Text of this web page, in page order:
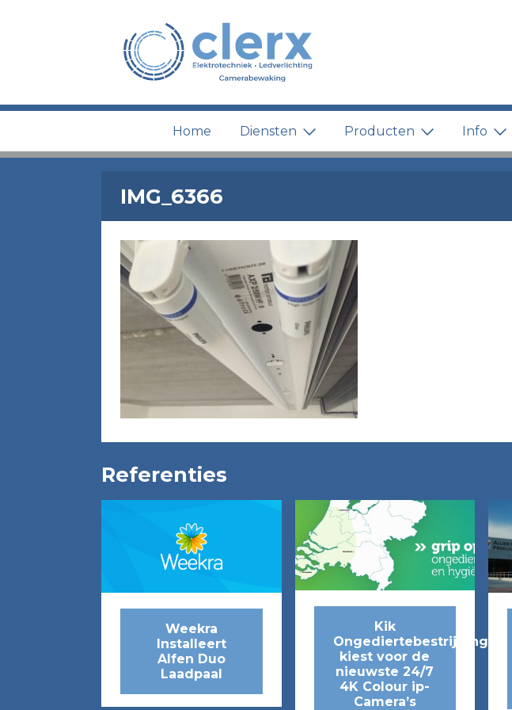
Home Diensten Producten Info
IMG_6366
Referenties
Weekra
Installeert
Alfen Duo
Laadpaal
Kik
Ongediertebestrijding
kiest voor de
nieuwste 24/7
4K Colour ip-
Camera’s